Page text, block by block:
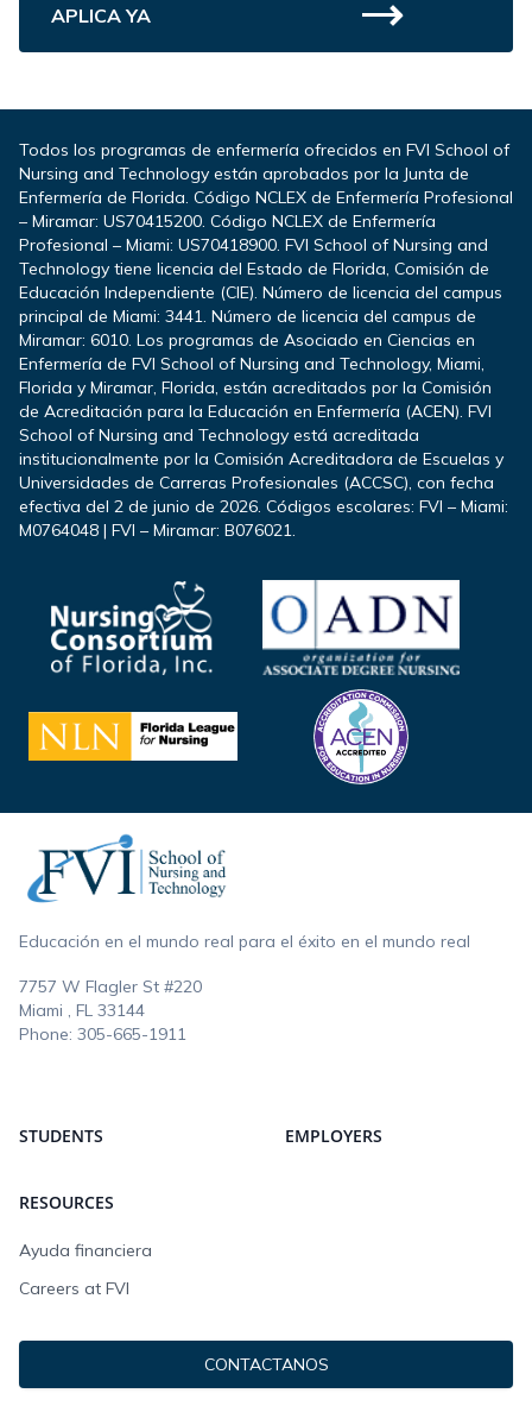
APLICA YA
Todos los programas de enfermería ofrecidos en FVI School of
Nursing and Technology están aprobados por la Junta de
Enfermería de Florida. Código NCLEX de Enfermería Profesional
– Miramar: US70415200. Código NCLEX de Enfermería
Profesional – Miami: US70418900. FVI School of Nursing and
Technology tiene licencia del Estado de Florida, Comisión de
Educación Independiente (CIE). Número de licencia del campus
principal de Miami: 3441. Número de licencia del campus de
Miramar: 6010. Los programas de Asociado en Ciencias en
Enfermería de FVI School of Nursing and Technology, Miami,
Florida y Miramar, Florida, están acreditados por la Comisión
de Acreditación para la Educación en Enfermería (ACEN). FVI
School of Nursing and Technology está acreditada
institucionalmente por la Comisión Acreditadora de Escuelas y
Universidades de Carreras Profesionales (ACCSC), con fecha
efectiva del 2 de junio de 2026. Códigos escolares: FVI – Miami:
M0764048 | FVI – Miramar: B076021.
Educación en el mundo real para el éxito en el mundo real
7757 W Flagler St #220
Miami , FL 33144
Phone: 305-665-1911
STUDENTS EMPLOYERS
RESOURCES
Ayuda financiera
Careers at FVI
CONTACTANOS